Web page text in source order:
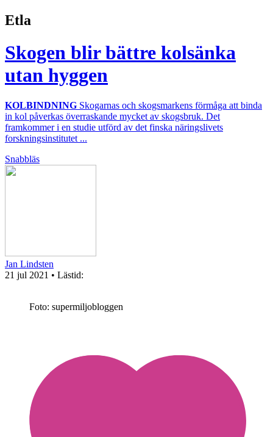
Etla
Skogen blir bättre kolsänka
utan hyggen
KOLBINDNING Skogarnas och skogsmarkens förmåga att binda
in kol påverkas överraskande mycket av skogsbruk. Det
framkommer i en studie utförd av det finska näringslivets
forskningsinstitutet ...
Snabbläs
Jan Lindsten
21 jul 2021 • Lästid:
Foto: supermiljobloggen